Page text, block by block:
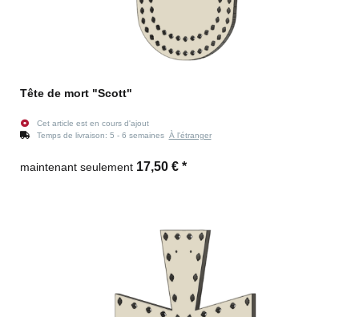
Tête de mort "Scott"
Cet article est en cours d'ajout
Temps de livraison: 5 - 6 semaines À l'étranger
maintenant seulement 17,50 € *